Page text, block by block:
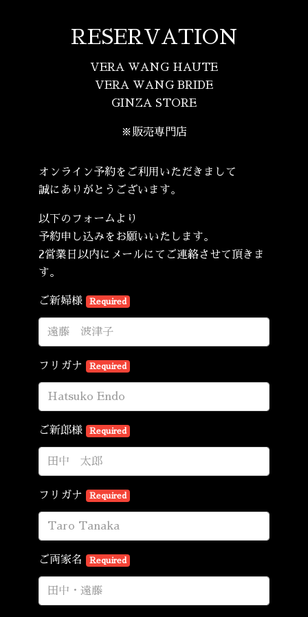
RESERVATION
VERA WANG HAUTE
VERA WANG BRIDE
GINZA STORE
※販売専門店
オンライン予約をご利用いただきまして
誠にありがとうございます。
以下のフォームより
予約申し込みをお願いいたします。
2営業日以内にメールにてご連絡させて頂きま
す。
ご新婦様 Required
フリガナ Required
ご新郎様 Required
フリガナ Required
ご両家名 Required